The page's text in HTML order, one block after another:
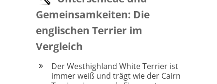
Gemeinsamkeiten: Die
englischen Terrier im
Vergleich
Der Westhighland White Terrier ist
immer weiß und trägt wie der Cairn